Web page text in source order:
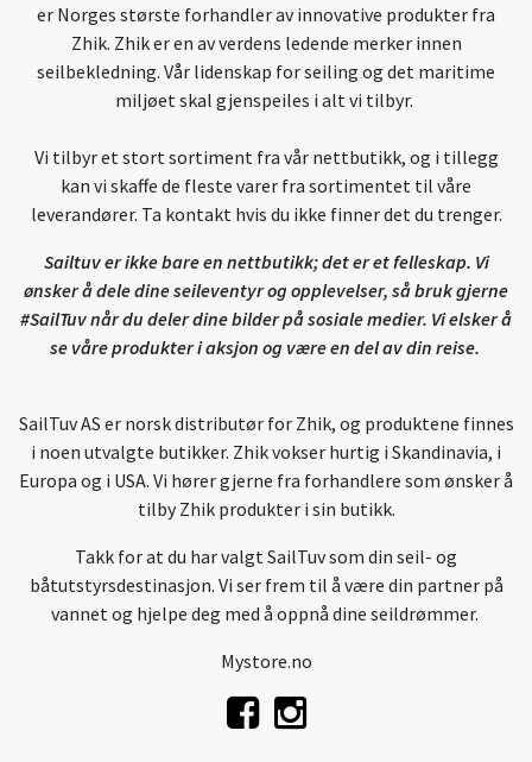
er Norges største forhandler av innovative produkter fra
Zhik. Zhik er en av verdens ledende merker innen
seilbekledning. Vår lidenskap for seiling og det maritime
miljøet skal gjenspeiles i alt vi tilbyr.
Vi tilbyr et stort sortiment fra vår nettbutikk, og i tillegg
kan vi skaffe de fleste varer fra sortimentet til våre
leverandører. Ta kontakt hvis du ikke finner det du trenger.
Sailtuv er ikke bare en nettbutikk; det er et felleskap. Vi
ønsker å dele dine seileventyr og opplevelser, så bruk gjerne
#SailTuv når du deler dine bilder på sosiale medier. Vi elsker å
se våre produkter i aksjon og være en del av din reise.
SailTuv AS er norsk distributør for Zhik, og produktene finnes
i noen utvalgte butikker. Zhik vokser hurtig i Skandinavia, i
Europa og i USA. Vi hører gjerne fra forhandlere som ønsker å
tilby Zhik produkter i sin butikk.
Takk for at du har valgt SailTuv som din seil- og
båtutstyrsdestinasjon. Vi ser frem til å være din partner på
vannet og hjelpe deg med å oppnå dine seildrømmer.
Mystore.no